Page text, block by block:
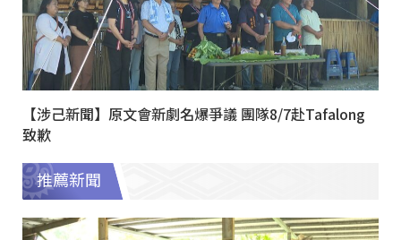
【涉己新聞】原文會新劇名爆爭議 團隊8/7赴Tafalong
致歉
推薦新聞